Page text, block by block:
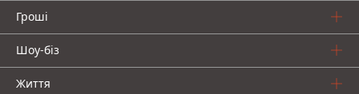
Гроші
Шоу-біз
Життя